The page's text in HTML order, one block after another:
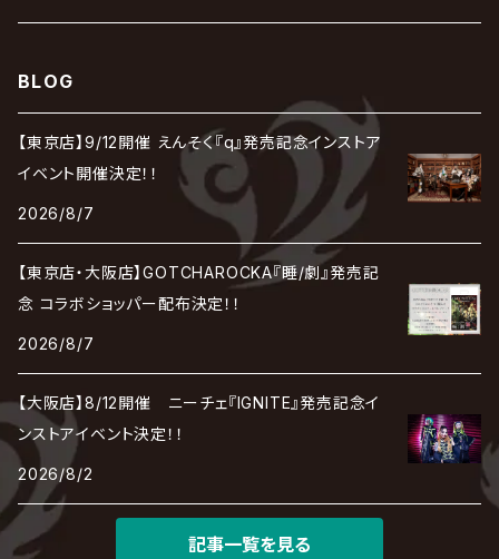
umbrella
cali≠gari
河村隆一
JAKIGAN MEISTER
Chanty
Janne Da Arc
sugar
Jupiter
JILUKA
JILS
SHIN
SLAPSLY / CHIYU
DARRELL
DEXCORE
DEZERT
deadman
DEVILOOF
DuelJewel
D'ERLANGER
電脳ヒメカ
薔薇の宮殿
BAROQUE
HIDE-ZOU
Blu-BiLLioN
BULL FIELD
BREAKERZ
BLAZE
The Brow Beat
The Benjamin
マツタケワークス
THE MADNA
MAMA.
まみれた / MAMIRETA
MALICE MIZER
最上川司
LAB.THE BASEMENT / ラボ ザ ベヰスメント
LIBRAVEL / リブラヴェル
Lill
RE:INa
LUNA SEA
the Raid.
REIGN
RAZOR
LSN / The LEGENDARY SIX NINE
Rorschach.inc
ロマン急行
BLOG
【東京店】9/12開催 えんそく『q』発売記念インストア
イベント開催決定！！
2026/8/7
【東京店・大阪店】GOTCHAROCKA『睡/劇』発売記
念 コラボショッパー配布決定！！
2026/8/7
【大阪店】8/12開催 ニーチェ『IGNITE』発売記念イ
ンストアイベント決定！！
2026/8/2
記事一覧を見る